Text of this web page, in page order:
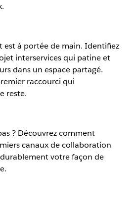
est à portée de main. Identifiez
interservices qui patine et
dans un espace partagé.
raccourci qui
reste.
? Découvrez comment
canaux de collaboration
votre façon de